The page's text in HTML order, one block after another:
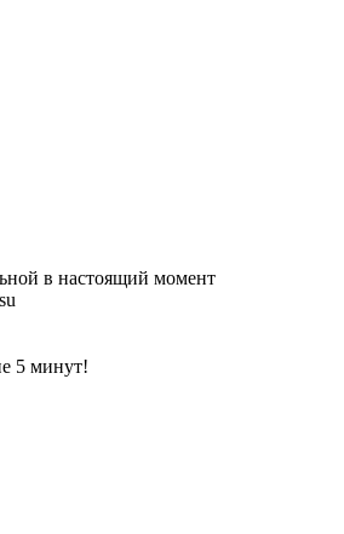
в настоящий момент
5 минут!